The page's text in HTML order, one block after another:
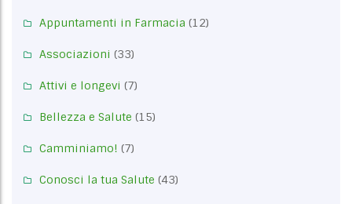
Appuntamenti in Farmacia (12)
Associazioni (33)
Attivi e longevi (7)
Bellezza e Salute (15)
Camminiamo! (7)
Conosci la tua Salute (43)